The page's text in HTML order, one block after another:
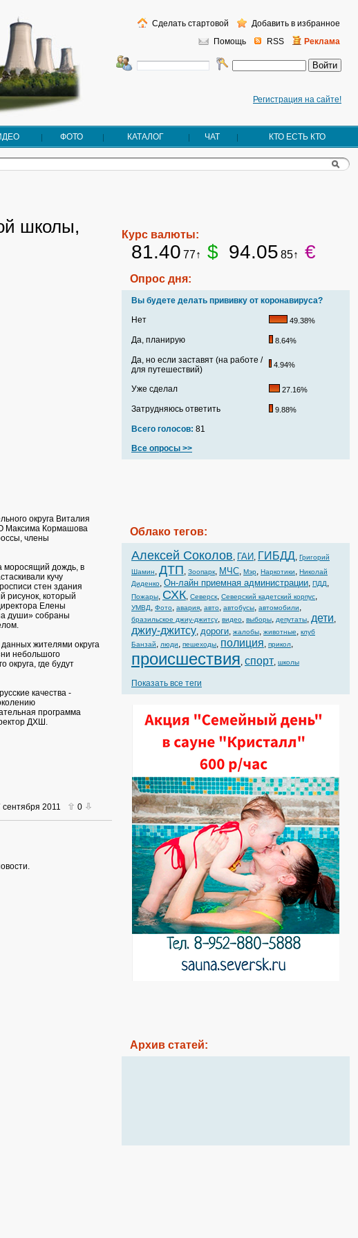
Регистрация на сайте!
Помощь RSS Реклама
Сделать стартовой Добавить в избранное
ФОТО КАТАЛОГ ЧАТ КТО ЕСТЬ КТО
школы,
округа Виталия
Максима Кормашова
члены
моросящий дождь, в
кучу
стен здания
рисунок, который
Елены
души» собраны
жителями округа
небольшого
где будут
качества -
программа
ДХШ.
сентября 2011 0
Курс валюты:
81.40 77↑ $ 94.05 85↑ €
Опрос дня:
Вы будете делать прививку от коронавируса?
Нет
49.38%
Да, планирую 8.64%
Да, но если заставят (на работе /
для путешествий)
4.94%
Уже сделал 27.16%
Затрудняюсь ответить 9.88%
Всего голосов: 81
Все опросы >>
Облако тегов:
Алексей Соколов, ГАИ, ГИБДД, Григорий
Шамин, ДТП, Зоопарк, МЧС, Мэр, Наркотики, Николай
Диденко, Он-лайн приемная администрации, ПДД,
Пожары, СХК, Северск, Северский кадетский корпус,
УМВД, Фото, авария, авто, автобусы, автомобили,
бразильское джиу-джитсу, видео, выборы, депутаты, дети,
джиу-джитсу, дороги, жалобы, животные, клуб
Банзай, люди, пешеходы, полиция, прикол,
происшествия, спорт, школы
Показать все теги
Архив статей: